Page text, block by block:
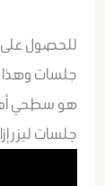
جلسات وهذا
هو سطحي أم
جلسات ليزر